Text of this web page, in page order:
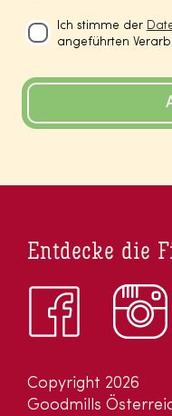
Ich stimme der
angeführten
Copyright 2026
Goodmills
Entdecke die